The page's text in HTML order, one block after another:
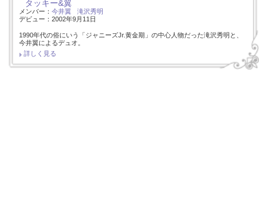
タッキー&翼
メンバー： 今井翼
滝沢秀明
デビュー：2002年9月11日
1990年代の俗にいう「ジャニーズJr.黄金期」の中心人物だった滝沢秀明と、
今井翼によるデュオ。
詳しく見る